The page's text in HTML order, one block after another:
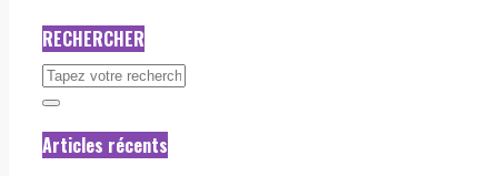
RECHERCHER
Articles récents